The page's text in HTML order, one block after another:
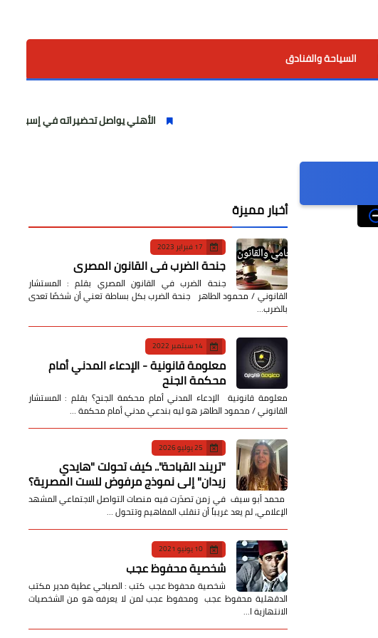
السياحة والفنادق
الأهلي يواصل تحضيراته في إسبانيا.. مران
أخبار مميزة
17 فبراير 2023
جنحة الضرب في القانون المصري
جنحة الضرب في القانون المصري بقلم : المستشار
القانوني / محمود الطاهر جنحة الضرب بكل بساطة تعني أن شخصًا تعدى
بالضرب…
14 سبتمبر 2022
معلومة قانونية - الإدعاء المدني أمام
محكمة الجنح
معلومة قانونية الإدعاء المدني أمام محكمة الجنح؟ بقلم : المستشار
القانوني / محمود الطاهر هو ليه بندعي مدني أمام محكمة …
25 يوليو 2026
​"تريند القباحة".. كيف تحولت "هايدي
زيدان" إلى نموذج مرفوض للست المصرية؟
​ محمد أبو سيف ​في زمن تصدّرت فيه منصات التواصل الاجتماعي المشهد
الإعلامي، لم يعد غريباً أن تنقلب المفاهيم وتتحول …
10 يونيو 2021
شخصية محفوظ عجب
شخصية محفوظ عجب كتب : الصباحي عطية مدير مكتب
الدقهلية محفوظ عجب ومحفوظ عجب لمن لا يعرفه هو من الشخصيات
الانتهازية ا…